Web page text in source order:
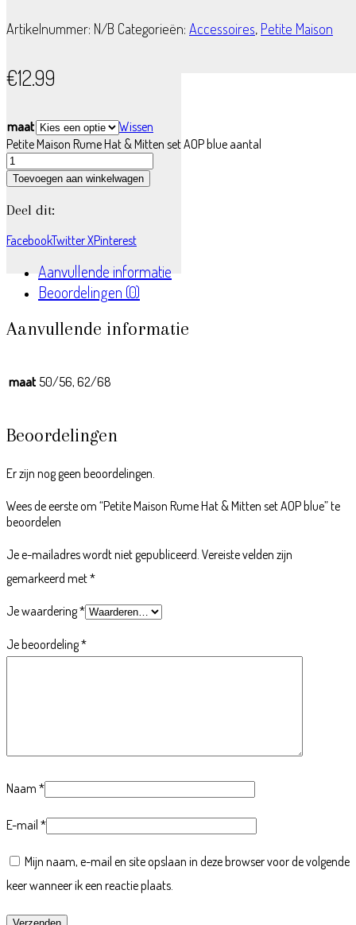
Artikelnummer: N/B Categorieën: Accessoires, Petite Maison
€12.99
maat
Wissen
Petite Maison Rume Hat & Mitten set AOP blue aantal
Toevoegen aan winkelwagen
Deel dit:
FacebookTwitter XPinterest
Aanvullende informatie
Beoordelingen (0)
Aanvullende informatie
maat 50/56, 62/68
Beoordelingen
Er zijn nog geen beoordelingen.
Wees de eerste om “Petite Maison Rume Hat & Mitten set AOP blue” te
beoordelen
Je e-mailadres wordt niet gepubliceerd. Vereiste velden zijn
gemarkeerd met*
Je waardering*
Je beoordeling*
Naam *
E-mail *
Mijn naam, e-mail en site opslaan in deze browser voor de volgende
keer wanneer ik een reactie plaats.